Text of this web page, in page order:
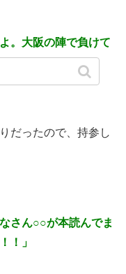
。大阪の陣で負けて
だったので、持参し
さん○○が本読んでま
！」